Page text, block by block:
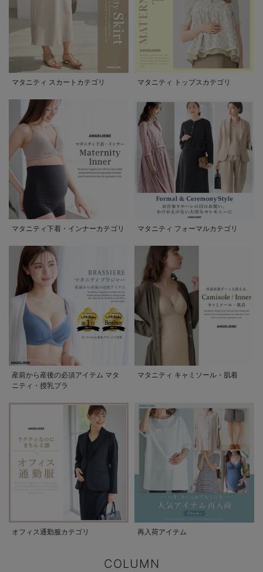
マタニティ スカートカテゴリ マタニティ トップスカテゴリ
マタニティ下着・インナーカテゴリ マタニティ フォーマルカテゴリ
産前から産後の必須アイテム マタ
ニティ・授乳ブラ
マタニティ キャミソール・肌着
オフィス通勤服カテゴリ 再入荷アイテム
COLUMN